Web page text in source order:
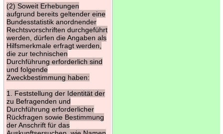
(2) Soweit Erhebungen
aufgrund bereits geltender eine
Bundesstatistik anordnender
Rechtsvorschriften durchgeführt
werden, dürfen die Angaben als
Hilfsmerkmale erfragt werden,
die zur technischen
Durchführung erforderlich sind
und folgende
Zweckbestimmung haben:
1. Feststellung der Identität der
zu Befragenden und
Durchführung erforderlicher
Rückfragen sowie Bestimmung
der Anschrift für das